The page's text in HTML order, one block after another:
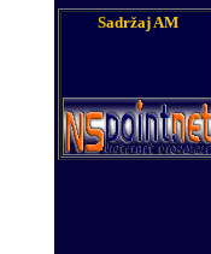
Sadržaj AM